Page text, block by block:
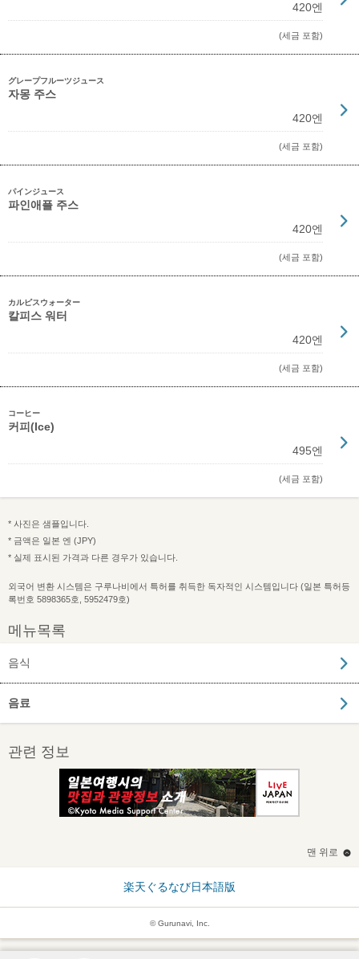
420엔
(세금 포함)
グレープフルーツジュース
자몽 주스
420엔
(세금 포함)
パインジュース
파인애플 주스
420엔
(세금 포함)
カルピスウォーター
칼피스 워터
420엔
(세금 포함)
コーヒー
커피(Ice)
495엔
(세금 포함)
* 사진은 샘플입니다.
* 금액은 일본 엔 (JPY)
* 실제 표시된 가격과 다른 경우가 있습니다.
외국어 변환 시스템은 구루나비에서 특허를 취득한 독자적인 시스템입니다 (일본 특허등
록번호 5898365호, 5952479호)
메뉴목록
음식
음료
관련 정보
맨 위로
楽天ぐるなび日本語版
© Gurunavi, Inc.